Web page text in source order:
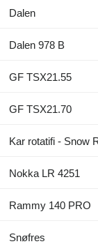
Dalen
Dalen 978 B
GF TSX21.55
GF TSX21.70
Kar rotatifi - Snow
Nokka LR 4251
Rammy 140 PRO
Snøfres